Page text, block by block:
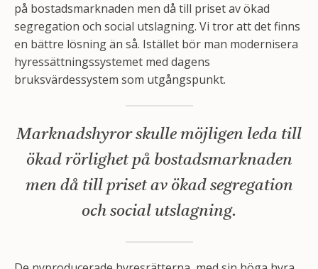
på bostadsmarknaden men då till priset av ökad
segregation och social utslagning. Vi tror att det finns
en bättre lösning än så. Istället bör man modernisera
hyressättningssystemet med dagens
bruksvärdessystem som utgångspunkt.
Marknadshyror skulle möjligen leda till
ökad rörlighet på bostadsmarknaden
men då till priset av ökad segregation
och social utslagning.